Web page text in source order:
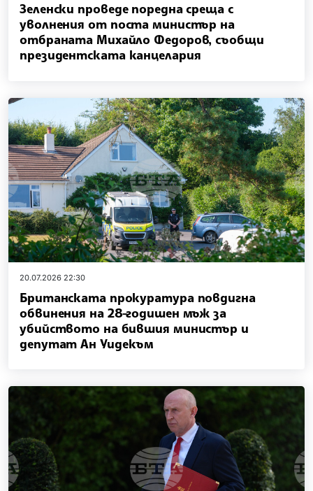
Зеленски проведе поредна среща с
уволнения от поста министър на
отбраната Михайло Федоров, съобщи
президентската канцелария
20.07.2026 22:30
Британската прокуратура повдигна
обвинения на 28-годишен мъж за
убийството на бившия министър и
депутат Ан Уидекъм